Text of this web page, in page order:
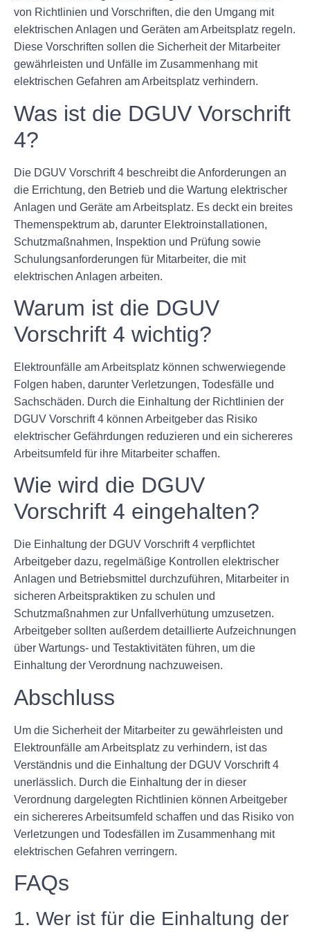
von Richtlinien und Vorschriften, die den Umgang mit
elektrischen Anlagen und Geräten am Arbeitsplatz regeln.
Diese Vorschriften sollen die Sicherheit der Mitarbeiter
gewährleisten und Unfälle im Zusammenhang mit
elektrischen Gefahren am Arbeitsplatz verhindern.
Was ist die DGUV Vorschrift
4?
Die DGUV Vorschrift 4 beschreibt die Anforderungen an
die Errichtung, den Betrieb und die Wartung elektrischer
Anlagen und Geräte am Arbeitsplatz. Es deckt ein breites
Themenspektrum ab, darunter Elektroinstallationen,
Schutzmaßnahmen, Inspektion und Prüfung sowie
Schulungsanforderungen für Mitarbeiter, die mit
elektrischen Anlagen arbeiten.
Warum ist die DGUV
Vorschrift 4 wichtig?
Elektrounfälle am Arbeitsplatz können schwerwiegende
Folgen haben, darunter Verletzungen, Todesfälle und
Sachschäden. Durch die Einhaltung der Richtlinien der
DGUV Vorschrift 4 können Arbeitgeber das Risiko
elektrischer Gefährdungen reduzieren und ein sichereres
Arbeitsumfeld für ihre Mitarbeiter schaffen.
Wie wird die DGUV
Vorschrift 4 eingehalten?
Die Einhaltung der DGUV Vorschrift 4 verpflichtet
Arbeitgeber dazu, regelmäßige Kontrollen elektrischer
Anlagen und Betriebsmittel durchzuführen, Mitarbeiter in
sicheren Arbeitspraktiken zu schulen und
Schutzmaßnahmen zur Unfallverhütung umzusetzen.
Arbeitgeber sollten außerdem detaillierte Aufzeichnungen
über Wartungs- und Testaktivitäten führen, um die
Einhaltung der Verordnung nachzuweisen.
Abschluss
Um die Sicherheit der Mitarbeiter zu gewährleisten und
Elektrounfälle am Arbeitsplatz zu verhindern, ist das
Verständnis und die Einhaltung der DGUV Vorschrift 4
unerlässlich. Durch die Einhaltung der in dieser
Verordnung dargelegten Richtlinien können Arbeitgeber
ein sichereres Arbeitsumfeld schaffen und das Risiko von
Verletzungen und Todesfällen im Zusammenhang mit
elektrischen Gefahren verringern.
FAQs
1. Wer ist für die Einhaltung der